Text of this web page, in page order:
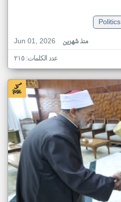
Politics
Jun 01, 2026
منذ شهرين
عدد الكلمات: ٢١٥